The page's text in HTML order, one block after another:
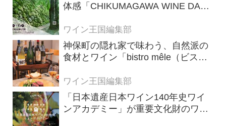
体感「CHIKUMAGAWA WINE DAYS
ワイン王国編集部
神保町の隠れ家で味わう、自然派の
食材とワイン「bistro mêle（ビスト
ワイン王国編集部
「日本遺産日本ワイン140年史ワイ
ンアカデミー」が重要文化財のワイ